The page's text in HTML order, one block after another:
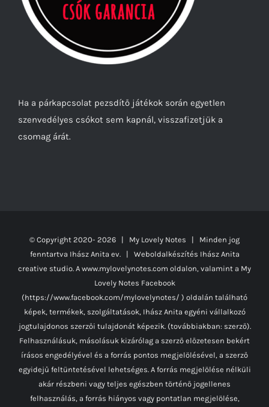
Ha a párkapcsolat pezsdítő játékok során egyetlen
szenvedélyes csókot sem kapnál, visszafizetjük a
csomag árát.
© Copyright 2020- 2026 | My Lovely Notes | Minden jog
fenntartva Ihász Anita ev. | Weboldalkészítés Ihász Anita
creative studio. A www.mylovelynotes.com oldalon, valamint a My
Lovely Notes Facebook
(https://www.facebook.com/mylovelynotes/ ) oldalán található
képek, termékek, szolgáltatások, Ihász Anita egyéni vállalkozó
jogtulajdonos szerzői tulajdonát képezik. (továbbiakban: szerző).
Felhasználásuk, másolásuk kizárólag a szerző előzetesen bekért
írásos engedélyével és a forrás pontos megjelölésével, a szerző
egyidejű feltüntetésével lehetséges. A forrás megjelölése nélküli
akár részbeni vagy teljes egészben történő jogellenes
felhasználás, a forrás hiányos vagy pontatlan megjelölése,